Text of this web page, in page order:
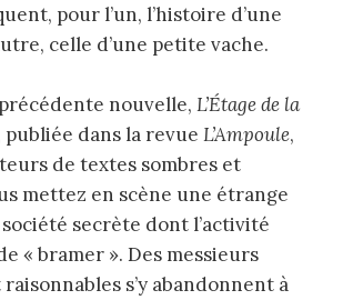
pour l’un, l’histoire d’une
celle d’une petite vache.
nouvelle, L’Étage de la
publiée dans la revue L’Ampoule,
de textes sombres et
mettez en scène une étrange
secrète dont l’activité
« bramer ». Des messieurs
s’y abandonnent à